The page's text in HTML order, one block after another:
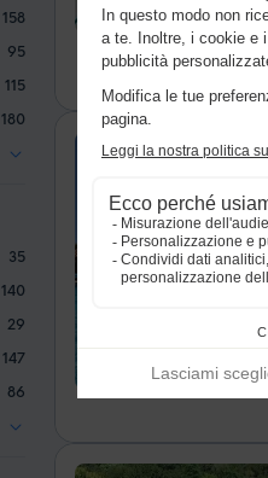
158
95
115
180
35
140
29
147
86